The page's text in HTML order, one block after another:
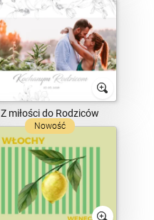
Z miłości do Rodziców
Nowość